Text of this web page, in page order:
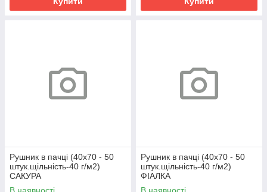
Рушник в пачці (40х70 - 50
штук.щільність-40 г/м2)
САКУРА
Рушник в пачці (40х70 - 50
штук.щільність-40 г/м2)
ФІАЛКА